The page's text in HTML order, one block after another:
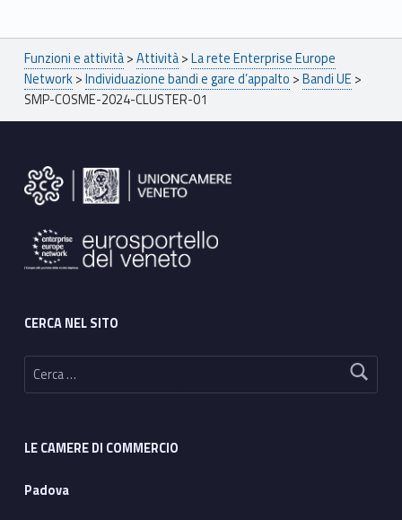
Breadcrumbs navigation
Funzioni e attività>Attività>La rete Enterprise Europe
Network>Individuazione bandi e gare d’appalto >Bandi UE >
SMP-COSME-2024-CLUSTER-01
CERCA NEL SITO
Ricerca per:
LE CAMERE DI COMMERCIO
Padova